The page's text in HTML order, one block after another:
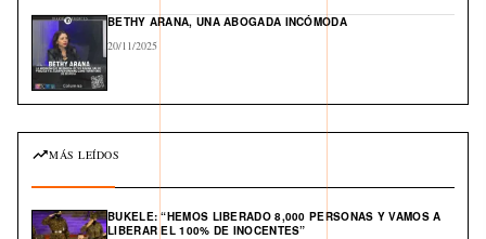
BETHY ARANA, UNA ABOGADA INCÓMODA
20/11/2025
MÁS LEÍDOS
BUKELE: “HEMOS LIBERADO 8,000 PERSONAS Y VAMOS A
LIBERAR EL 100% DE INOCENTES”